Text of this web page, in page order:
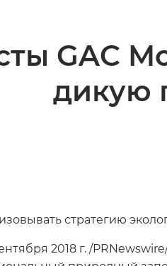
GAC
дикую
стратегию
2018 г. /